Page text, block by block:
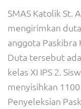
SMAS Katolik St.
mengirimkan
anggota Paskibra
Duta tersebut
kelas XI IPS 2.
menyisihkan
Penyeleksian